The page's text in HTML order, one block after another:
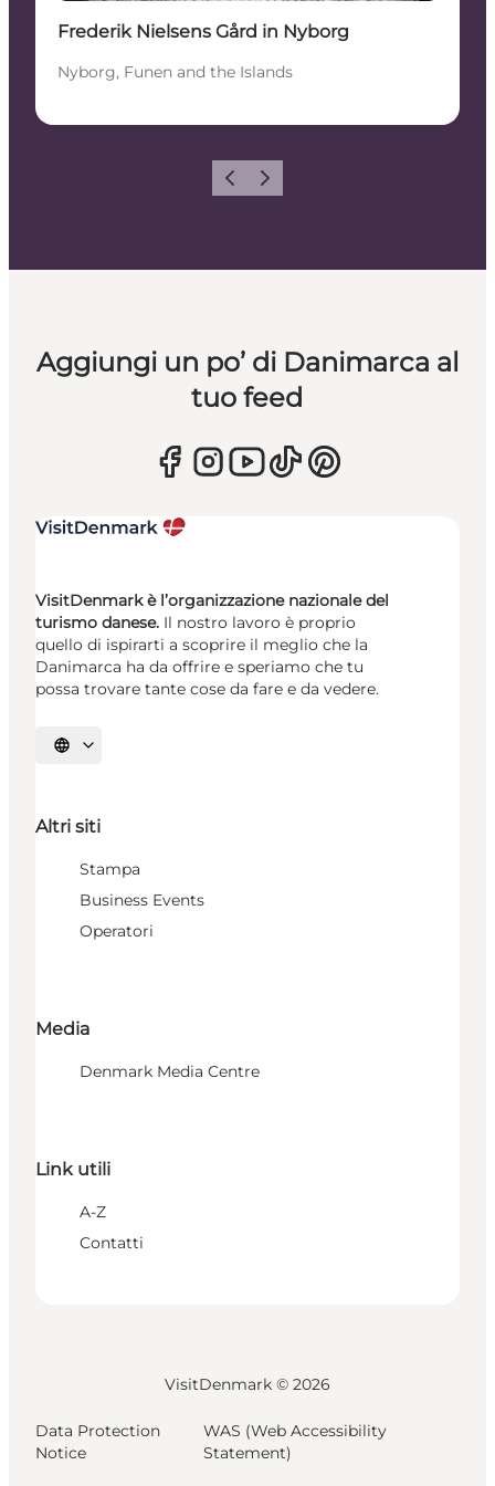
Frederik Nielsens Gård in Nyborg
Nyborg, Funen and the Islands
Precedente
Avanti
Aggiungi un po’ di Danimarca al
tuo feed
VisitDenmark è l’organizzazione nazionale del
turismo danese. Il nostro lavoro è proprio
quello di ispirarti a scoprire il meglio che la
Danimarca ha da offrire e speriamo che tu
possa trovare tante cose da fare e da vedere.
Seleziona la lingua
Altri siti
Stampa
Business Events
Operatori
Media
Denmark Media Centre
Link utili
A-Z
Contatti
VisitDenmark © 2026
Data Protection
Notice
WAS (Web Accessibility
Statement)